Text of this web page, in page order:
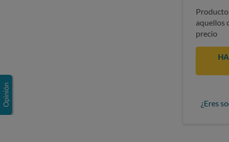
aquellos
precio
¿Eres